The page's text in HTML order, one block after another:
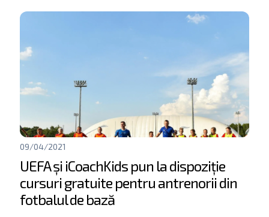
09/04/2021
UEFA și iCoachKids pun la dispoziție
cursuri gratuite pentru antrenorii din
fotbalul de bază